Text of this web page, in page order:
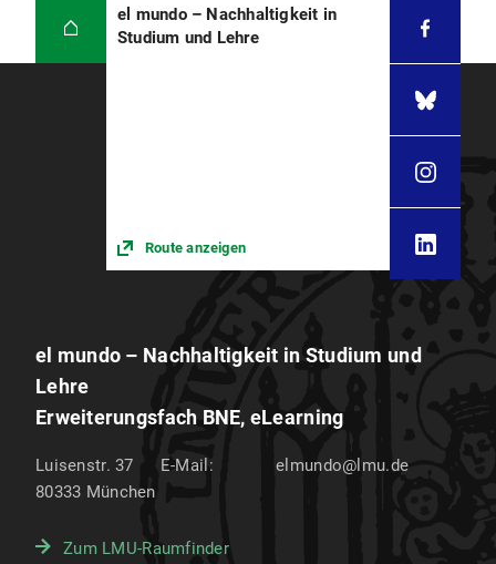
el mundo – Nachhaltigkeit in
Studium und Lehre
Route anzeigen
el mundo – Nachhaltigkeit in Studium und
Lehre
Erweiterungsfach BNE, eLearning
Luisenstr. 37
80333 München
E-Mail: elmundo@lmu.de
Zum LMU-Raumfinder